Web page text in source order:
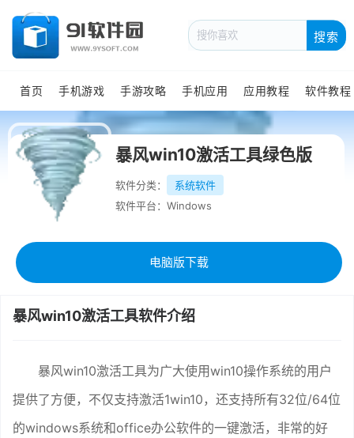
搜索
首页 手机游戏 手游攻略 手机应用 应用教程 软件教程
暴风win10激活工具绿色版
软件分类：
系统软件
软件平台：Windows
电脑版下载
暴风win10激活工具软件介绍
暴风win10激活工具为广大使用win10操作系统的用户
提供了方便，不仅支持激活1win10，还支持所有32位/64位
的windows系统和office办公软件的一键激活，非常的好